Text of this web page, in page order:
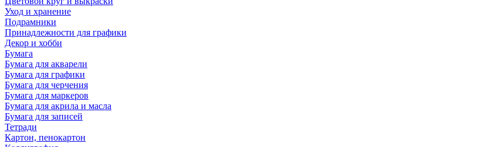
Уход и хранение
Подрамники
Принадлежности для графики
Декор и хобби
Бумага
Бумага для акварели
Бумага для графики
Бумага для черчения
Бумага для маркеров
Бумага для акрила и масла
Бумага для записей
Тетради
Картон, пенокартон